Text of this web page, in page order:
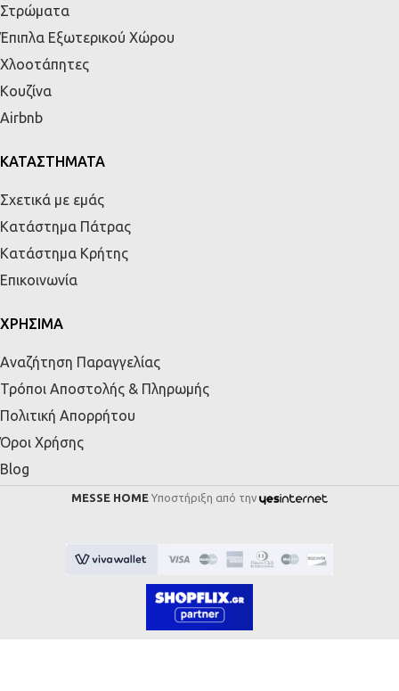
Στρώματα
Έπιπλα Εξωτερικού Χώρου
Χλοοτάπητες
Κουζίνα
Airbnb
ΚΑΤΑΣΤΗΜΑΤΑ
Σχετικά με εμάς
Κατάστημα Πάτρας
Κατάστημα Κρήτης
Επικοινωνία
ΧΡΗΣΙΜΑ
Αναζήτηση Παραγγελίας
Τρόποι Αποστολής & Πληρωμής
Πολιτική Απορρήτου
Όροι Χρήσης
Blog
MESSE HOME Υποστήριξη από την